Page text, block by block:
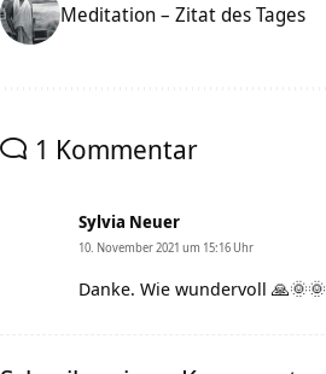
Meditation – Zitat des Tages
1 Kommentar
Sylvia Neuer
10. November 2021 um 15:16 Uhr
Danke. Wie wundervoll